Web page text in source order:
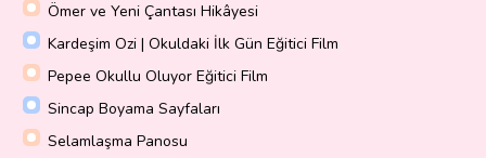
Ömer ve Yeni Çantası Hikâyesi
Kardeşim Ozi | Okuldaki İlk Gün Eğitici Film
Pepee Okullu Oluyor Eğitici Film
Sincap Boyama Sayfaları
Selamlaşma Panosu